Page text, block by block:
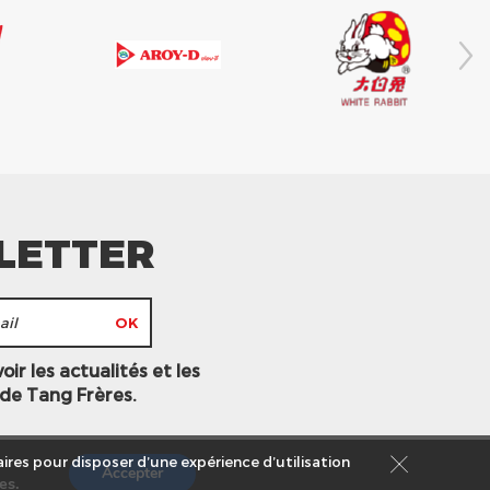
les actualités et les
Tang Frères.
légales
pour disposer d’une expérience d’utilisation
. Accepter